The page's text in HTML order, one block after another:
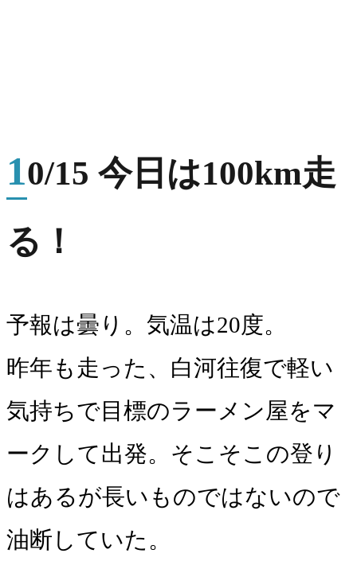
10/15 今日は100km走
る！
予報は曇り。気温は20度。
昨年も走った、白河往復で軽い
気持ちで目標のラーメン屋をマ
ークして出発。そこそこの登り
はあるが長いものではないので
油断していた。